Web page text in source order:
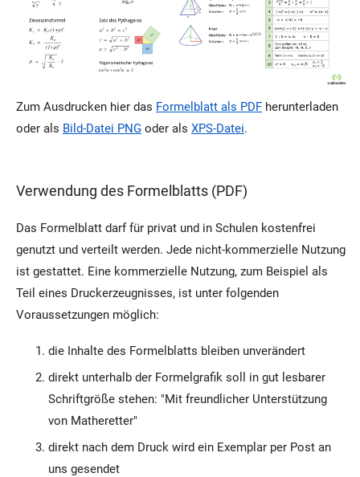
Zum Ausdrucken hier das Formelblatt als PDF herunterladen
oder als Bild-Datei PNG oder als XPS-Datei.
Verwendung des Formelblatts (PDF)
Das Formelblatt darf für privat und in Schulen kostenfrei
genutzt und verteilt werden. Jede nicht-kommerzielle Nutzung
ist gestattet. Eine kommerzielle Nutzung, zum Beispiel als
Teil eines Druckerzeugnisses, ist unter folgenden
Voraussetzungen möglich:
die Inhalte des Formelblatts bleiben unverändert
direkt unterhalb der Formelgrafik soll in gut lesbarer
Schriftgröße stehen: "Mit freundlicher Unterstützung
von Matheretter"
direkt nach dem Druck wird ein Exemplar per Post an
uns gesendet